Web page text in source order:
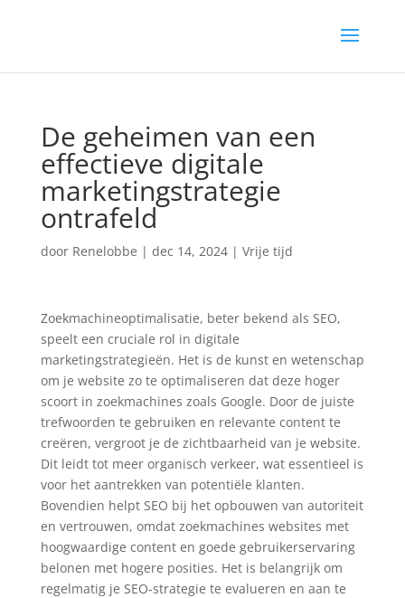
De geheimen van een
effectieve digitale
marketingstrategie
ontrafeld
door Renelobbe | dec 14, 2024| Vrije tijd
Zoekmachineoptimalisatie, beter bekend als SEO,
speelt een cruciale rol in digitale
marketingstrategieën. Het is de kunst en wetenschap
om je website zo te optimaliseren dat deze hoger
scoort in zoekmachines zoals Google. Door de juiste
trefwoorden te gebruiken en relevante content te
creëren, vergroot je de zichtbaarheid van je website.
Dit leidt tot meer organisch verkeer, wat essentieel is
voor het aantrekken van potentiële klanten.
Bovendien helpt SEO bij het opbouwen van autoriteit
en vertrouwen, omdat zoekmachines websites met
hoogwaardige content en goede gebruikerservaring
belonen met hogere posities. Het is belangrijk om
regelmatig je SEO-strategie te evalueren en aan te